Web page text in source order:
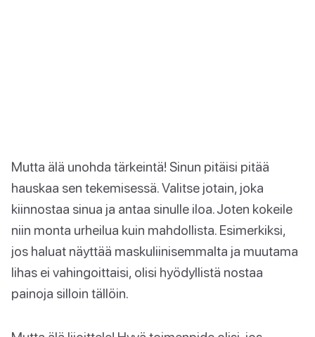
Mutta älä unohda tärkeintä! Sinun pitäisi pitää
hauskaa sen tekemisessä. Valitse jotain, joka
kiinnostaa sinua ja antaa sinulle iloa. Joten kokeile
niin monta urheilua kuin mahdollista. Esimerkiksi,
jos haluat näyttää maskuliinisemmalta ja muutama
lihas ei vahingoittaisi, olisi hyödyllistä nostaa
painoja silloin tällöin.